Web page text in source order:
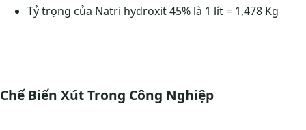
Tỷ trọng của Natri hydroxit 45% là 1 lít = 1,478 Kg
Chế Biến Xút Trong Công Nghiệp